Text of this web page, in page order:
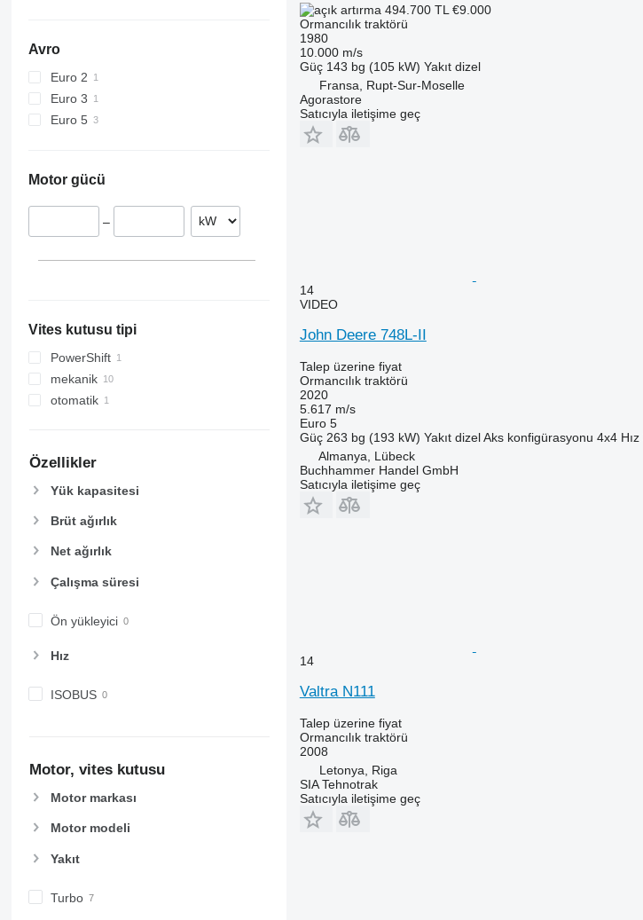
Avro
Euro 2
Euro 3
Euro 5
Motor gücü
–
Vites kutusu tipi
PowerShift
mekanik
otomatik
Özellikler
Yük kapasitesi
Brüt ağırlık
Net ağırlık
Çalışma süresi
Ön yükleyici
Hız
ISOBUS
Motor, vites kutusu
Motor markası
Motor modeli
Yakıt
Turbo
494.700 TL €9.000
Ormancılık traktörü
1980
10.000 m/s
Güç 143 bg (105 kW) Yakıt dizel
Fransa, Rupt-Sur-Moselle
Agorastore
Satıcıyla iletişime geç
14
VIDEO
John Deere 748L-II
Talep üzerine fiyat
Ormancılık traktörü
2020
5.617 m/s
Euro 5
Güç 263 bg (193 kW) Yakıt dizel Aks konfigürasyonu 4x4 Hız
Almanya, Lübeck
Buchhammer Handel GmbH
Satıcıyla iletişime geç
14
Valtra N111
Talep üzerine fiyat
Ormancılık traktörü
2008
Letonya, Riga
SIA Tehnotrak
Satıcıyla iletişime geç